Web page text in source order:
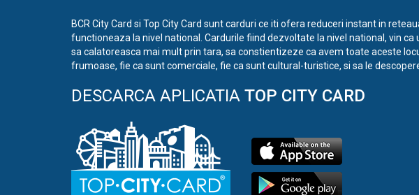
BCR City Card si Top City Card sunt carduri ce iti ofera reduceri instant in
functioneaza la nivel national. Cardurile fiind dezvoltate la nivel national, vin ca
sa calatoreasca mai mult prin tara, sa constientizeze ca avem toate aceste
frumoase, fie ca sunt comerciale, fie ca sunt cultural-turistice, si sa le
DESCARCA APLICATIA TOP CITY CARD